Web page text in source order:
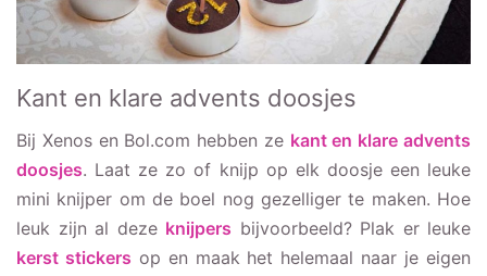
Kant en klare advents doosjes
Bij Xenos en Bol.com hebben ze kant en klare advents
doosjes. Laat ze zo of knijp op elk doosje een leuke
mini knijper om de boel nog gezelliger te maken. Hoe
leuk zijn al deze knijpers bijvoorbeeld? Plak er leuke
kerst stickers op en maak het helemaal naar je eigen